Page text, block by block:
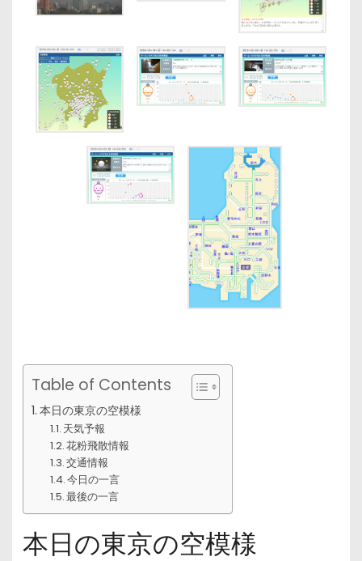
Table of Contents
本日の東京の空模様
天気予報
花粉飛散情報
交通情報
今日の一言
最後の一言
本日の東京の空模様